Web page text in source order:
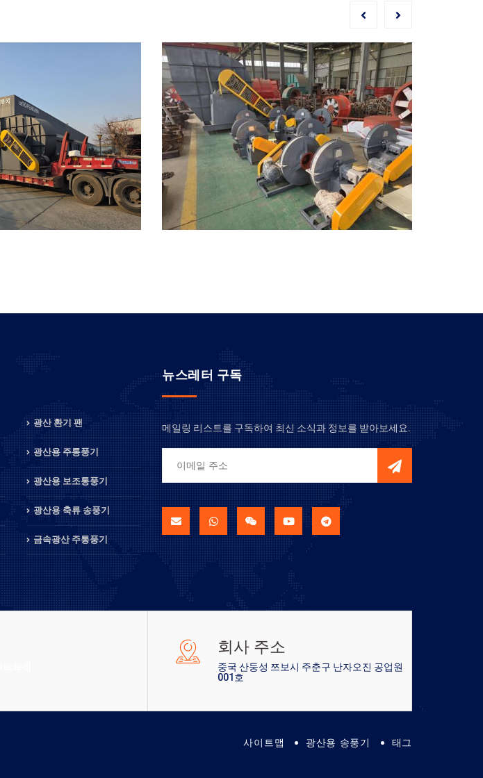
고온·부식·특수환경용 송풍기 | 산업 공장 환기·배기 | 환경 집진·공기정화
고온·부식·특수환경용 송풍기 | 금속·비금속 광산 환기 솔루션 | 터널·지하공간 환기
FKCDZ 시리즈 대향 회전 광산용 주통풍기 차량 전량 출하
광산 환기 팬
광산용 주통풍기
광산용 보조통풍기
광산용 축류 송풍기
금속광산 주통풍기
뉴스레터 구독
메일링 리스트를 구독하여 최신 소식과 정보를 받아보세요.
회사 주소
중국 산둥성 쯔보시 주춘구 난자오진 공업원
001호
사이트맵 광산용 송풍기 태그